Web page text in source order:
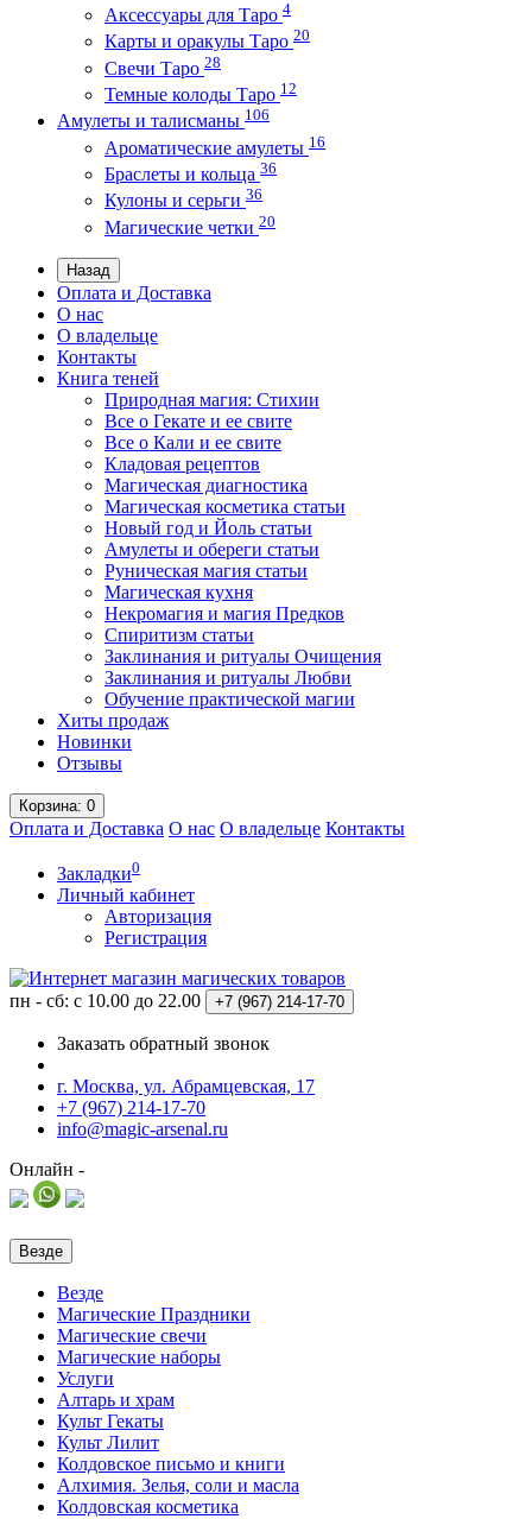
Аксессуары для Таро 4
Карты и оракулы Таро 20
Свечи Таро 28
Темные колоды Таро 12
Амулеты и талисманы 106
Ароматические амулеты 16
Браслеты и кольца 36
Кулоны и серьги 36
Магические четки 20
Назад
Оплата и Доставка
О нас
О владельце
Контакты
Книга теней
Природная магия: Стихии
Все о Гекате и ее свите
Все о Кали и ее свите
Кладовая рецептов
Магическая диагностика
Магическая косметика статьи
Новый год и Йоль статьи
Амулеты и обереги статьи
Руническая магия статьи
Магическая кухня
Некромагия и магия Предков
Спиритизм статьи
Заклинания и ритуалы Очищения
Заклинания и ритуалы Любви
Обучение практической магии
Хиты продаж
Новинки
Отзывы
Корзина: 0
Оплата и Доставка О нас О владельце Контакты
Закладки0
Личный кабинет
Авторизация
Регистрация
пн - сб: с 10.00 до 22.00 +7 (967) 214-17-70
Заказать обратный звонок
г. Москва, ул. Абрамцевская, 17
+7 (967) 214-17-70
info@magic-arsenal.ru
Онлайн -
Везде
Везде
Магические Праздники
Магические свечи
Магические наборы
Услуги
Алтарь и храм
Культ Гекаты
Культ Лилит
Колдовское письмо и книги
Алхимия. Зелья, соли и масла
Колдовская косметика